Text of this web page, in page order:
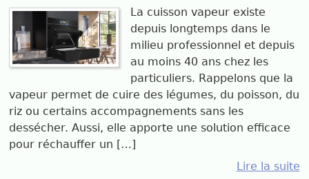
La cuisson vapeur existe
depuis longtemps dans le
milieu professionnel et depuis
au moins 40 ans chez les
particuliers. Rappelons que la
vapeur permet de cuire des légumes, du poisson, du
riz ou certains accompagnements sans les
dessécher. Aussi, elle apporte une solution efficace
pour réchauffer un […]
Lire la suite